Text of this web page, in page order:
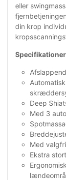
eller
din krop
Deep
Med 3
Med
Ekstra